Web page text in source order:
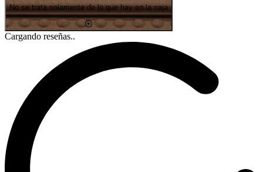
No se trata solamente de lo que hay en la caja
Cargando reseñas..